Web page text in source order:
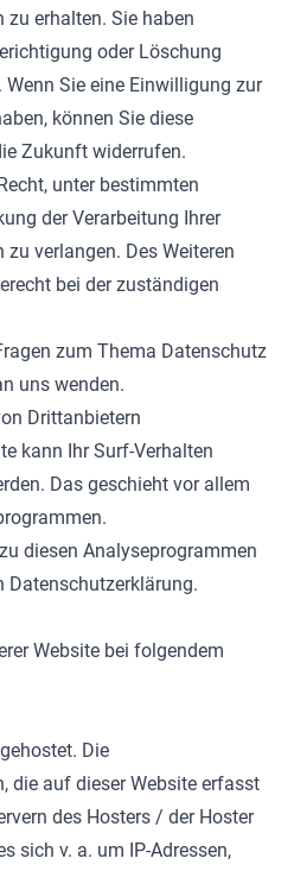
zu erhalten. Sie haben
oder Löschung
Sie eine Einwilligung zur
können Sie diese
Zukunft widerrufen.
unter bestimmten
der Verarbeitung Ihrer
verlangen. Des Weiteren
bei der zuständigen
zum Thema Datenschutz
uns wenden.
Dritt­anbietern
kann Ihr Surf-Verhalten
Das geschieht vor allem
diesen Analyseprogrammen
Datenschutzerklärung.
Website bei folgendem
Die
die auf dieser Website erfasst
des Hosters / der Hoster
sich v. a. um IP-Adressen,